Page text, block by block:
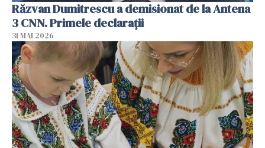
Răzvan Dumitrescu a demisionat de la Antena
3 CNN. Primele declarații
31 MAI 2026